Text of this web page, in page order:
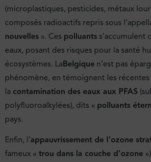
(microplastiques, pesticides, métaux
composés radioactifs repris sous
nouvelles ». Ces polluants s’accumulent
eaux, posant des risques pour la santé
écosystèmes. LaBelgique n’est pas
phénomène, en témoignent les
la contamination des eaux aux PFAS
polyfluoroalkylées), dits « polluants
pays.
Enfin, l’appauvrissement de l’ozone
fameux « trou dans la couche d’ozone